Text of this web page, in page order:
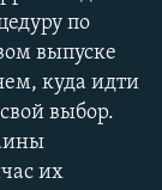
по
выпуске
куда идти
выбор. ⠀
их